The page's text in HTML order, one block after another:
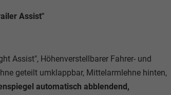
Assist"
Assist", Höhenverstellbarer Fahrer- und
geteilt umklappbar, Mittelarmlehne hinten,
automatisch abblendend,